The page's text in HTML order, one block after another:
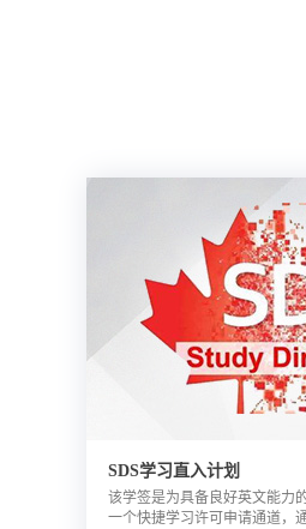
SDS学习直入计划
该学签是为具备良好英文能力
一个快捷学习许可申请通道，